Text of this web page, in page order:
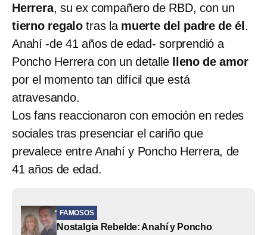
Herrera, su ex compañero de RBD, con un
tierno regalo tras la muerte del padre de él .
Anahí -de 41 años de edad- sorprendió a
Poncho Herrera con un detalle
lleno de amor
por el momento tan difícil que está
atravesando.
Los fans reaccionaron con emoción en redes
sociales tras presenciar el cariño que
prevalece entre Anahí y Poncho Herrera, de
41 años de edad.
FAMOSOS
Nostalgia Rebelde: Anahí y Poncho